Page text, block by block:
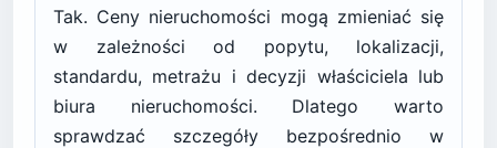
Tak. Ceny nieruchomości mogą zmieniać się
w zależności od popytu, lokalizacji,
standardu, metrażu i decyzji właściciela lub
biura nieruchomości. Dlatego warto
sprawdzać szczegóły bezpośrednio w